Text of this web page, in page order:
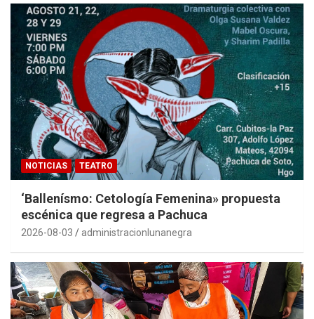
NOTICIAS TEATRO
‘Ballenísmo: Cetología Femenina» propuesta
escénica que regresa a Pachuca
2026-08-03 administracionlunanegra